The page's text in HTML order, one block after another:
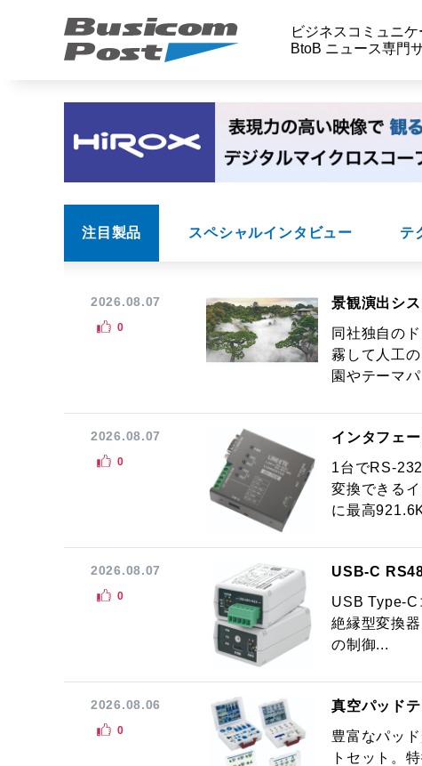
ビジネスコミュニ
BtoB ニュース専門
注目製品 スペシャルインタビュー テ
2026.08.07
景観演出シ
同社独自の
霧して人工
園やテーマ
0
2026.08.07
インタフェ
1台でRS-
変換できる
に最高
0
2026.08.07
USB-C
USB Type-C
絶縁型変換
の制御...
0
2026.08.06
真空パッド
豊富なパッ
トセット。
0